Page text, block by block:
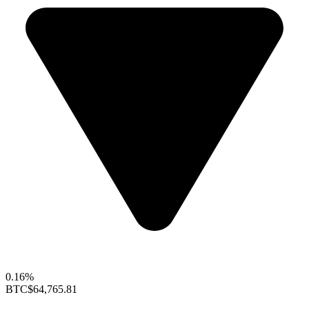
0.16%
BTC$64,765.81